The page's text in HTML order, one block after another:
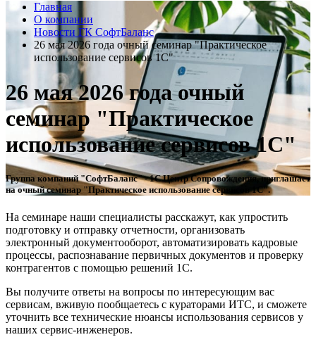
Главная
О компании
Новости ГК СофтБаланс
26 мая 2026 года очный семинар "Практическое
использование сервисов 1С"
26 мая 2026 года очный
семинар "Практическое
использование сервисов 1С"
Группа компаний "СофтБаланс" - 1С Центр Сопровождения, приглашает
на очный семинар "Практическое использование сервисов 1С".
На семинаре наши специалисты расскажут, как упростить
подготовку и отправку отчетности, организовать
электронный документооборот, автоматизировать кадровые
процессы, распознавание первичных документов и проверку
контрагентов с помощью решений 1С.
Вы получите ответы на вопросы по интересующим вас
сервисам, вживую пообщаетесь с кураторами ИТС, и сможете
уточнить все технические нюансы использования сервисов у
наших сервис-инженеров.